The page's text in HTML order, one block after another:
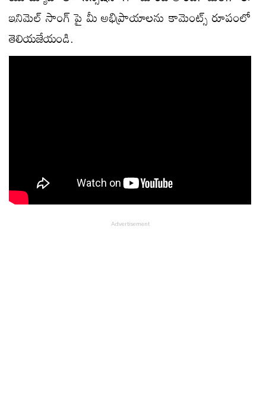
ఇనిమెల్ సాంగ్ పై మీ అభిప్రాయాలను కామెంట్స్ రూపంలో
తెలియజేయండి.